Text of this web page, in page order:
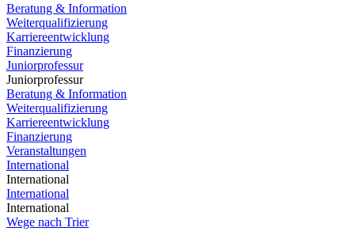
Beratung & Information
Weiterqualifizierung
Karriereentwicklung
Finanzierung
Juniorprofessur
Juniorprofessur
Beratung & Information
Weiterqualifizierung
Karriereentwicklung
Finanzierung
Veranstaltungen
International
International
International
International
Wege nach Trier